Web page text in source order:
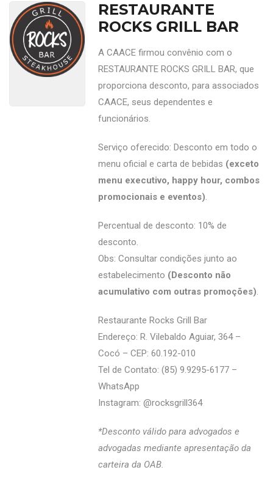
RESTAURANTE
ROCKS GRILL BAR
A CAACE firmou convênio com o
RESTAURANTE ROCKS GRILL BAR, que
proporciona desconto, para associados
CAACE, seus dependentes e
funcionários.
Serviço oferecido: Desconto em todo o
menu oficial e carta de bebidas (exceto
menu executivo, happy hour, combos
promocionais e eventos).
Percentual de desconto: 10% de
desconto.
Obs: Consultar condições junto ao
estabelecimento (Desconto não
acumulativo com outras promoções).
Restaurante Rocks Grill Bar
Endereço: R. Vilebaldo Aguiar, 364 –
Cocó – CEP: 60.192-010
Tel de Contato: (85) 9.9295-6177 –
WhatsApp
Instagram: @‌rocksgrill364
*Desconto válido para advogados e
advogadas mediante apresentação da
carteira da OAB.